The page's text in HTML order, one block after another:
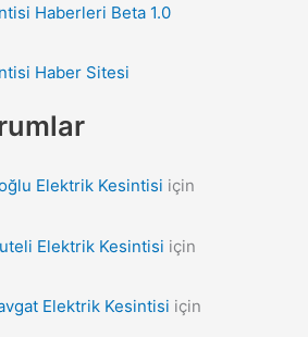
Haberleri Beta 1.0
Haber Sitesi
Elektrik Kesintisi için
Elektrik Kesintisi için
Elektrik Kesintisi için